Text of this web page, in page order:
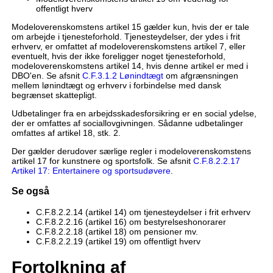
offentligt hverv
Modeloverenskomstens artikel 15 gælder kun, hvis der er tale
om arbejde i tjenesteforhold. Tjenesteydelser, der ydes i frit
erhverv, er omfattet af modeloverenskomstens artikel 7, eller
eventuelt, hvis der ikke foreligger noget tjenesteforhold,
modeloverenskomstens artikel 14, hvis denne artikel er med i
DBO'en. Se afsnit C.F.3.1.2 Lønindtægtom afgrænsningen
mellem lønindtægt og erhverv i forbindelse med dansk
begrænset skattepligt.
Udbetalinger fra en arbejdsskadesforsikring er en social ydelse,
der er omfattes af sociallovgivningen. Sådanne udbetalinger
omfattes af artikel 18, stk. 2.
Der gælder derudover særlige regler i modeloverenskomstens
artikel 17 for kunstnere og sportsfolk. Se afsnit C.F.8.2.2.17
Artikel 17: Entertainere og sportsudøvere.
Se også
C.F.8.2.2.14 (artikel 14) om tjenesteydelser i frit erhverv
C.F.8.2.2.16 (artikel 16) om bestyrelseshonorarer
C.F.8.2.2.18 (artikel 18) om pensioner mv.
C.F.8.2.2.19 (artikel 19) om offentligt hverv
Fortolkning af